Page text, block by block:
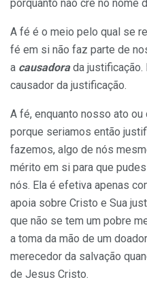
porquanto não crê no nome
A fé é o meio pelo qual se
fé em si não faz parte de
a causadorada justificação.
causador da justificação.
A fé, enquanto nosso ato
porque seriamos então
fazemos, algo de nós
mérito em si para que
nós. Ela é efetiva apenas
apoia sobre Cristo e Sua
que não se tem um pobre
a toma da mão de um
merecedor da salvação
de Jesus Cristo.